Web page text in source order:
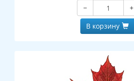
−
+
В корзину